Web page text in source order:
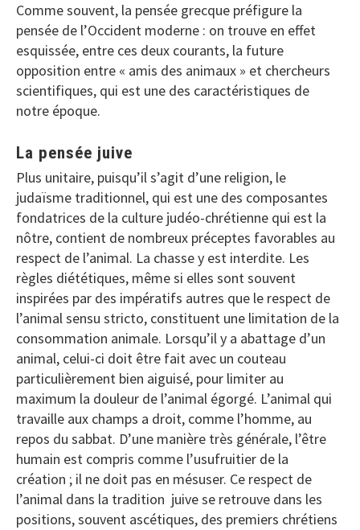
Comme souvent, la pensée grecque préfigure la
pensée de l’Occident moderne : on trouve en effet
esquissée, entre ces deux courants, la future
opposition entre « amis des animaux » et chercheurs
scientifiques, qui est une des caractéristiques de
notre époque.
La pensée juive
Plus unitaire, puisqu’il s’agit d’une religion, le
judaïsme traditionnel, qui est une des composantes
fondatrices de la culture judéo-chrétienne qui est la
nôtre, contient de nombreux préceptes favorables au
respect de l’animal. La chasse y est interdite. Les
règles diététiques, même si elles sont souvent
inspirées par des impératifs autres que le respect de
l’animal sensu stricto, constituent une limitation de la
consommation animale. Lorsqu’il y a abattage d’un
animal, celui-ci doit être fait avec un couteau
particulièrement bien aiguisé, pour limiter au
maximum la douleur de l’animal égorgé. L’animal qui
travaille aux champs a droit, comme l’homme, au
repos du sabbat. D’une manière très générale, l’être
humain est compris comme l’usufruitier de la
création ; il ne doit pas en mésuser. Ce respect de
l’animal dans la tradition juive se retrouve dans les
positions, souvent ascétiques, des premiers chrétiens